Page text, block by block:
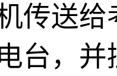
传送
台，